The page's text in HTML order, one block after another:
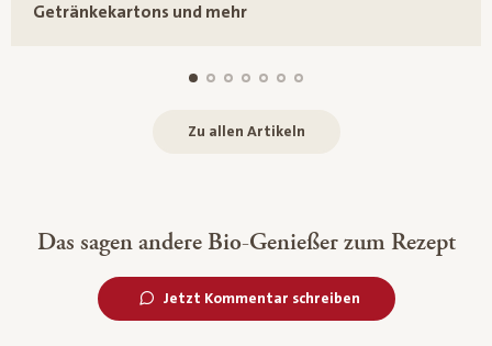
Getränkekartons und mehr
Zu allen Artikeln
Das sagen andere Bio-Genießer zum Rezept
Jetzt Kommentar schreiben